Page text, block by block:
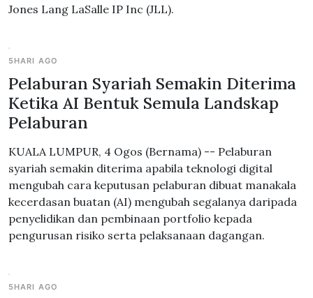
Jones Lang LaSalle IP Inc (JLL).
5HARI AGO
Pelaburan Syariah Semakin Diterima
Ketika AI Bentuk Semula Landskap
Pelaburan
KUALA LUMPUR, 4 Ogos (Bernama) -- Pelaburan
syariah semakin diterima apabila teknologi digital
mengubah cara keputusan pelaburan dibuat manakala
kecerdasan buatan (AI) mengubah segalanya daripada
penyelidikan dan pembinaan portfolio kepada
pengurusan risiko serta pelaksanaan dagangan.
5HARI AGO